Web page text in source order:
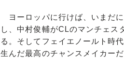
ヨーロッパに行けば、いまだ
し、中村俊輔がCLのマンチェス
る。そしてフェイエノールト時
生んだ最高のチャンスメイカー